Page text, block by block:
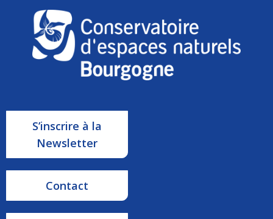
S’inscrire à la
Newsletter
Contact